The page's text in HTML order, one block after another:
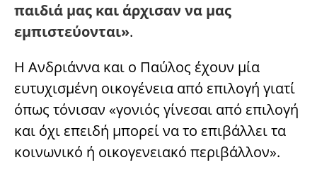
παιδιά μας και άρχισαν να μας
εμπιστεύονται».
Η Ανδριάννα και ο Παύλος έχουν μία
ευτυχισμένη οικογένεια από επιλογή γιατί
όπως τόνισαν «γονιός γίνεσαι από επιλογή
και όχι επειδή μπορεί να το επιβάλλει τα
κοινωνικό ή οικογενειακό περιβάλλον».